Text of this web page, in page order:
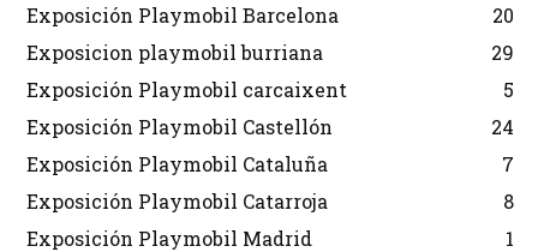
Exposición Playmobil Barcelona
20
Exposicion playmobil burriana
29
Exposición Playmobil carcaixent
5
Exposición Playmobil Castellón
24
Exposición Playmobil Cataluña
7
Exposición Playmobil Catarroja
8
Exposición Playmobil Madrid
1